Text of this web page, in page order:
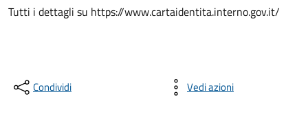
Tutti i dettagli su https://www.cartaidentita.interno.gov.it/
Condividi Vedi azioni